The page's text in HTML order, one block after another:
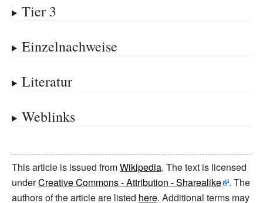
Tier 3
Einzelnachweise
Literatur
Weblinks
This article is issued fromWikipedia. The text is licensed
underCreative Commons - Attribution - Sharealike
. The
authors of the article are listed here. Additional terms may